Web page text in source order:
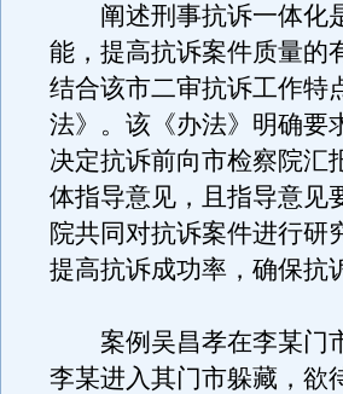
阐述刑事抗诉一体化
能，提高抗诉案件质量的
结合该市二审抗诉工作特
法》。该《办法》明确要
决定抗诉前向市检察院汇
体指导意见，且指导意见
院共同对抗诉案件进行研
提高抗诉成功率，确保抗
案例吴昌孝在李某门
李某进入其门市躲藏，欲